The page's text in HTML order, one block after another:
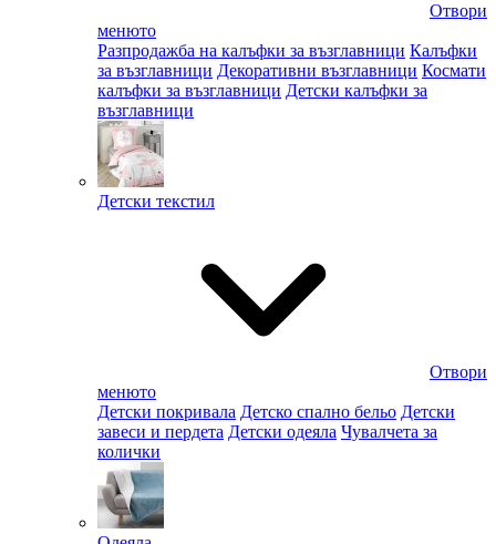
Отвори
менюто
Разпродажба на калъфки за възглавници Калъфки
за възглавници Декоративни възглавници Космати
калъфки за възглавници Детски калъфки за
възглавници
Детски текстил
Отвори
менюто
Детски покривала Детско спално бельо Детски
завеси и пердета Детски одеяла Чувалчета за
колички